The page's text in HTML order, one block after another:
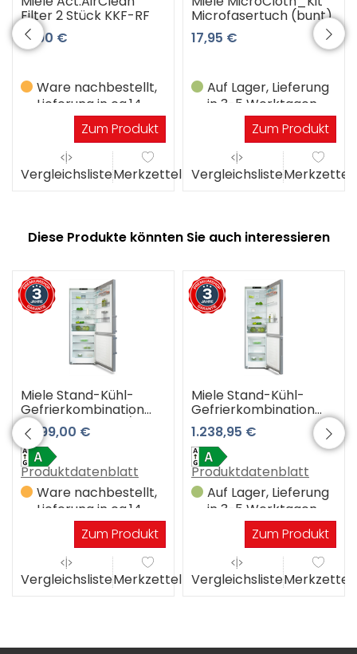
Filter 2 Stück KKF-RF
51,90 €
Ware nachbestellt,
Lieferung in ca.14
WerktagenZum Produkt
VergleichslisteMerkzettel
Microfasertuch (bunt)
17,95 €
Auf Lager, Lieferung
in 3-5 Werktagen
Zum Produkt
VergleichslisteMerkzettel
Diese Produkte könnten Sie auch interessieren
Miele Stand-Kühl-
Gefrierkombination
KFN 4796 AD edt/cs
(Edelstahltür-
CleanSteel) 3 Jahre
Premiumshop
Garantie
2.299,00 €
Produktdatenblatt
Ware nachbestellt,
Lieferung in ca.14
WerktagenZum Produkt
VergleichslisteMerkzettel
Miele Stand-Kühl-
Gefrierkombination
KFN 4291 AD el
(Edelstahllook) 3
Jahre Premiumshop
Garantie
1.238,95 €
Produktdatenblatt
Auf Lager, Lieferung
in 3-5 Werktagen
Zum Produkt
VergleichslisteMerkzettel